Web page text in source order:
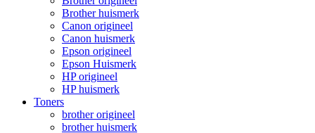
Brother huismerk
Canon origineel
Canon huismerk
Epson origineel
Epson Huismerk
HP origineel
HP huismerk
Toners
brother origineel
brother huismerk